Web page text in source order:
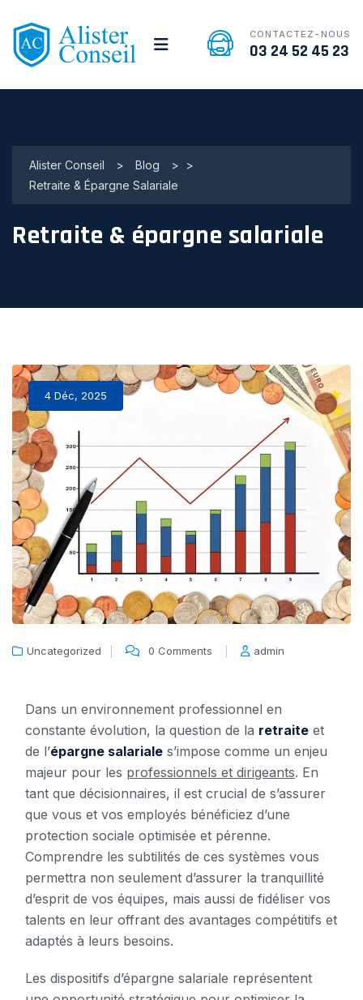
CONTACTEZ-NOUS
03 24 52 45 23
Alister Conseil > Blog >
>
Retraite & Épargne Salariale
Retraite & épargne salariale
4 Déc, 2025
Uncategorized 0 Comments admin
Dans un environnement professionnel en
constante évolution, la question de la retraite et
de l’épargne salariale s’impose comme un enjeu
majeur pour les professionnels et dirigeants. En
tant que décisionnaires, il est crucial de s’assurer
que vous et vos employés bénéficiez d’une
protection sociale optimisée et pérenne.
Comprendre les subtilités de ces systèmes vous
permettra non seulement d’assurer la tranquillité
d’esprit de vos équipes, mais aussi de fidéliser vos
talents en leur offrant des avantages compétitifs et
adaptés à leurs besoins.
Les dispositifs d’épargne salariale représentent